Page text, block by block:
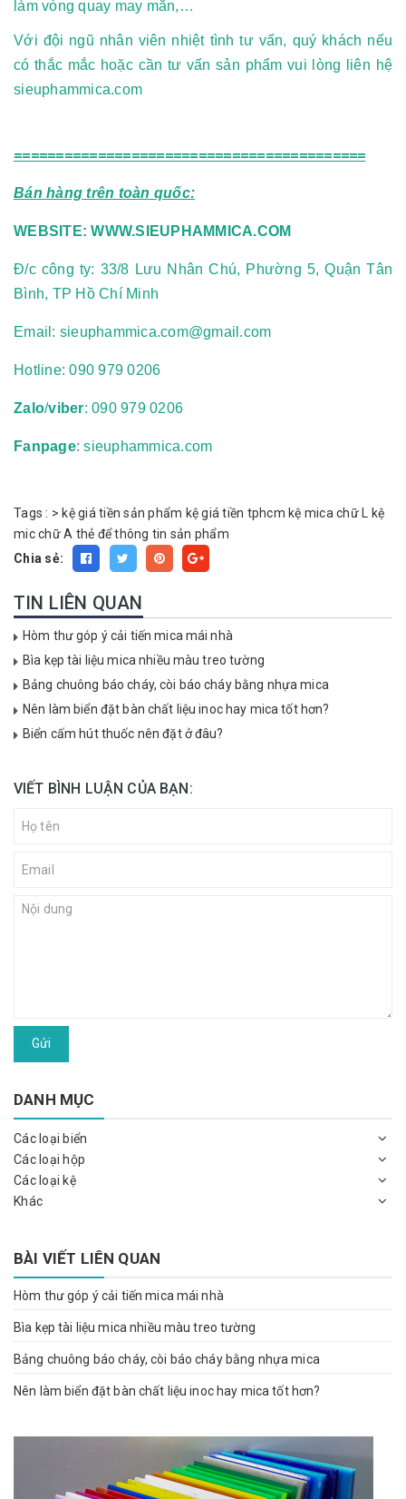
làm vòng quay may mắn,…
Với đội ngũ nhân viên nhiệt tình tư vấn, quý khách nếu
có thắc mắc hoặc cần tư vấn sản phẩm vui lòng liên hệ
sieuphammica.com
==========================================
Bán hàng trên toàn quốc:
WEBSITE:WWW.SIEUPHAMMICA.COM
Đ/c công ty: 33/8 Lưu Nhân Chú, Phường 5, Quận Tân
Bình, TP Hồ Chí Minh
Email: sieuphammica.com@gmail.com
Hotline:090 979 0206
Zalo/viber: 090 979 0206
Fanpage: sieuphammica.com
Tags : > kệ giá tiền sản phẩm kệ giá tiền tphcm kệ mica chữ L
kệ
mic chữ A thẻ để thông tin sản phẩm
Chia sẻ:
TIN LIÊN QUAN
Hòm thư góp ý cải tiến mica mái nhà
Bìa kẹp tài liệu mica nhiều màu treo tường
Bảng chuông báo cháy, còi báo cháy bằng nhựa mica
Nên làm biển đặt bàn chất liệu inoc hay mica tốt hơn?
Biển cấm hút thuốc nên đặt ở đâu?
VIẾT BÌNH LUẬN CỦA BẠN:
Gửi
DANH MỤC
Các loại biển
Các loại hộp
Các loại kệ
Khác
BÀI VIẾT LIÊN QUAN
Hòm thư góp ý cải tiến mica mái nhà
Bìa kẹp tài liệu mica nhiều màu treo tường
Bảng chuông báo cháy, còi báo cháy bằng nhựa mica
Nên làm biển đặt bàn chất liệu inoc hay mica tốt hơn?